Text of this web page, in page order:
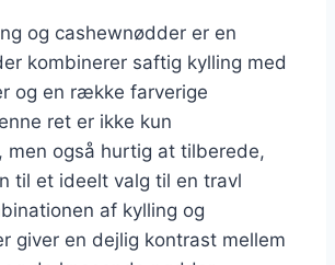
og cashewnødder er en
kombinerer saftig kylling med
og en række farverige
ret er ikke kun
men også hurtig at tilberede,
til et ideelt valg til en travl
af kylling og
giver en dejlig kontrast mellem